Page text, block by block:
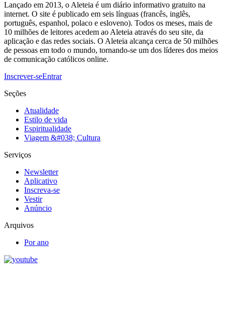
Lançado em 2013, o Aleteia é um diário informativo gratuito na
internet. O site é publicado em seis línguas (francês, inglês,
português, espanhol, polaco e esloveno). Todos os meses, mais de
10 milhões de leitores acedem ao Aleteia através do seu site, da
aplicação e das redes sociais. O Aleteia alcança cerca de 50 milhões
de pessoas em todo o mundo, tornando-se um dos líderes dos meios
de comunicação católicos online.
Inscrever-seEntrar
Seções
Atualidade
Estilo de vida
Espiritualidade
Viagem &#038; Cultura
Serviços
Newsletter
Aplicativo
Inscreva-se
Vestir
Anúncio
Arquivos
Por ano